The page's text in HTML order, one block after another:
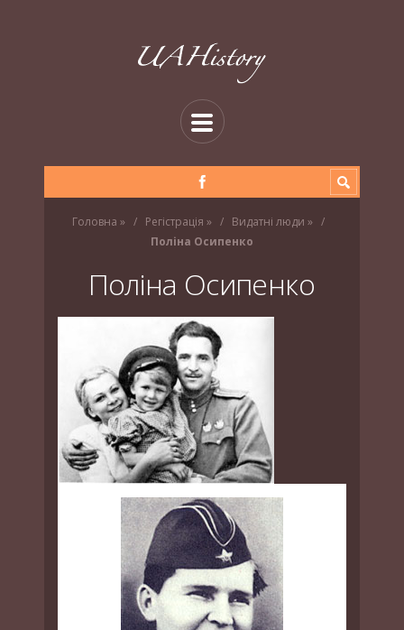
Головна » Регістрація » Видатні люди »
Поліна Осипенко
Поліна Осипенко